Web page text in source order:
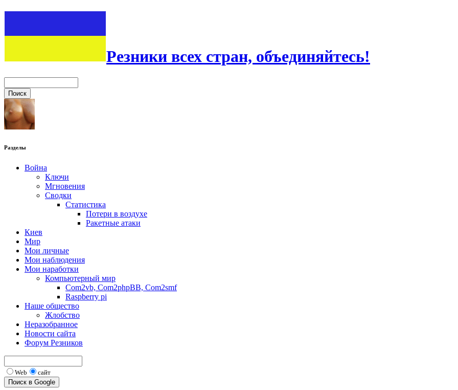
Резники всех стран, объединяйтесь!
Разделы
Война
Ключи
Мгновения
Сводки
Статистика
Потери в воздухе
Ракетные атаки
Киев
Мир
Мои личные
Мои наблюдения
Мои наработки
Компьютерный мир
Com2vb, Com2phpBB, Com2smf
Raspberry pi
Наше общество
Жлобство
Неразобранное
Новости сайта
Форум Резников
Web сайт